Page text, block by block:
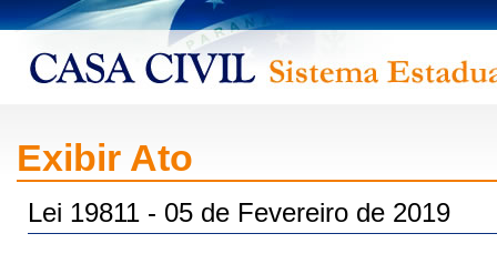
Exibir Ato
Lei 19811 - 05 de Fevereiro de 2019